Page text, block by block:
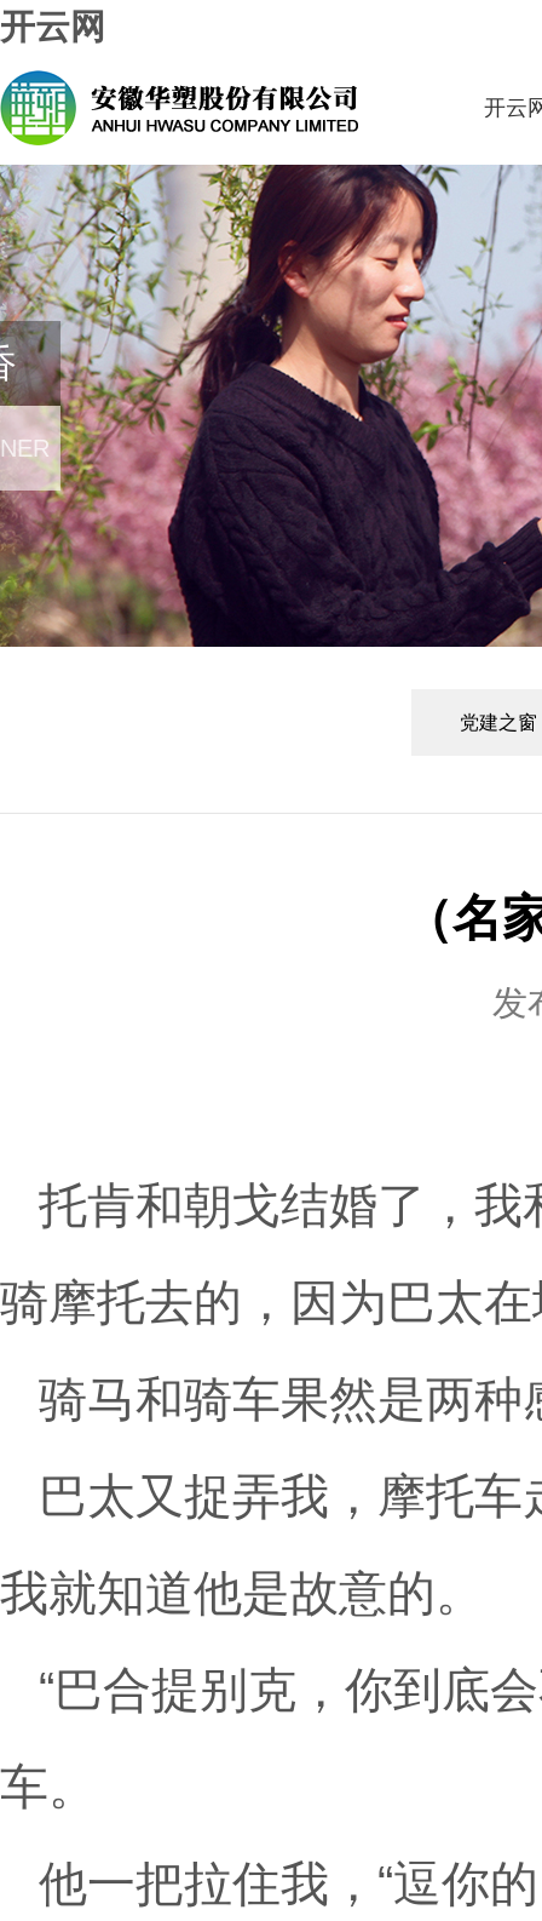
开云网
开云
党建之窗
（名
发
托肯和朝戈结婚了，
骑摩托去的，因为巴太
骑马和骑车果然是两
巴太又捉弄我，摩托
我就知道他是故意的。
“巴合提别克，你到底
车。
他一把拉住我，“逗你